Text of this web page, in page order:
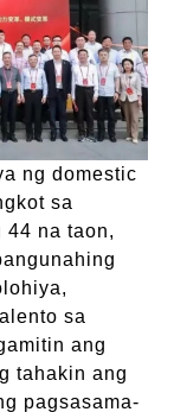
ng domestic
sa
44 na taon,
sa
ang
tahakin ang
pagsasama-